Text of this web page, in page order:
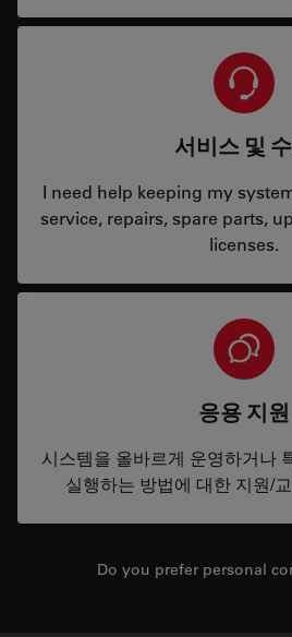
서비스 및 수
I need help keeping my
service, repairs, spare parts,
licenses.
응용 지원
시스템을 올바르게 운영하거나
실행하는 방법에 대한 지원/
Do you prefer personal